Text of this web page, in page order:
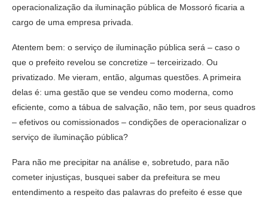
operacionalização da iluminação pública de Mossoró ficaria a
cargo de uma empresa privada.
Atentem bem: o serviço de iluminação pública será – caso o
que o prefeito revelou se concretize – terceirizado. Ou
privatizado. Me vieram, então, algumas questões. A primeira
delas é: uma gestão que se vendeu como moderna, como
eficiente, como a tábua de salvação, não tem, por seus quadros
– efetivos ou comissionados – condições de operacionalizar o
serviço de iluminação pública?
Para não me precipitar na análise e, sobretudo, para não
cometer injustiças, busquei saber da prefeitura se meu
entendimento a respeito das palavras do prefeito é esse que